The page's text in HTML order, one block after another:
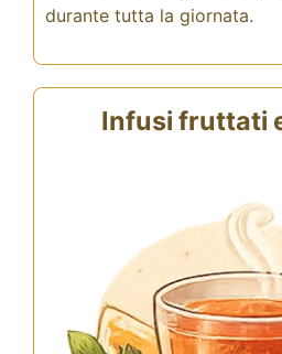
durante tutta la giornata.
Infusi fruttati